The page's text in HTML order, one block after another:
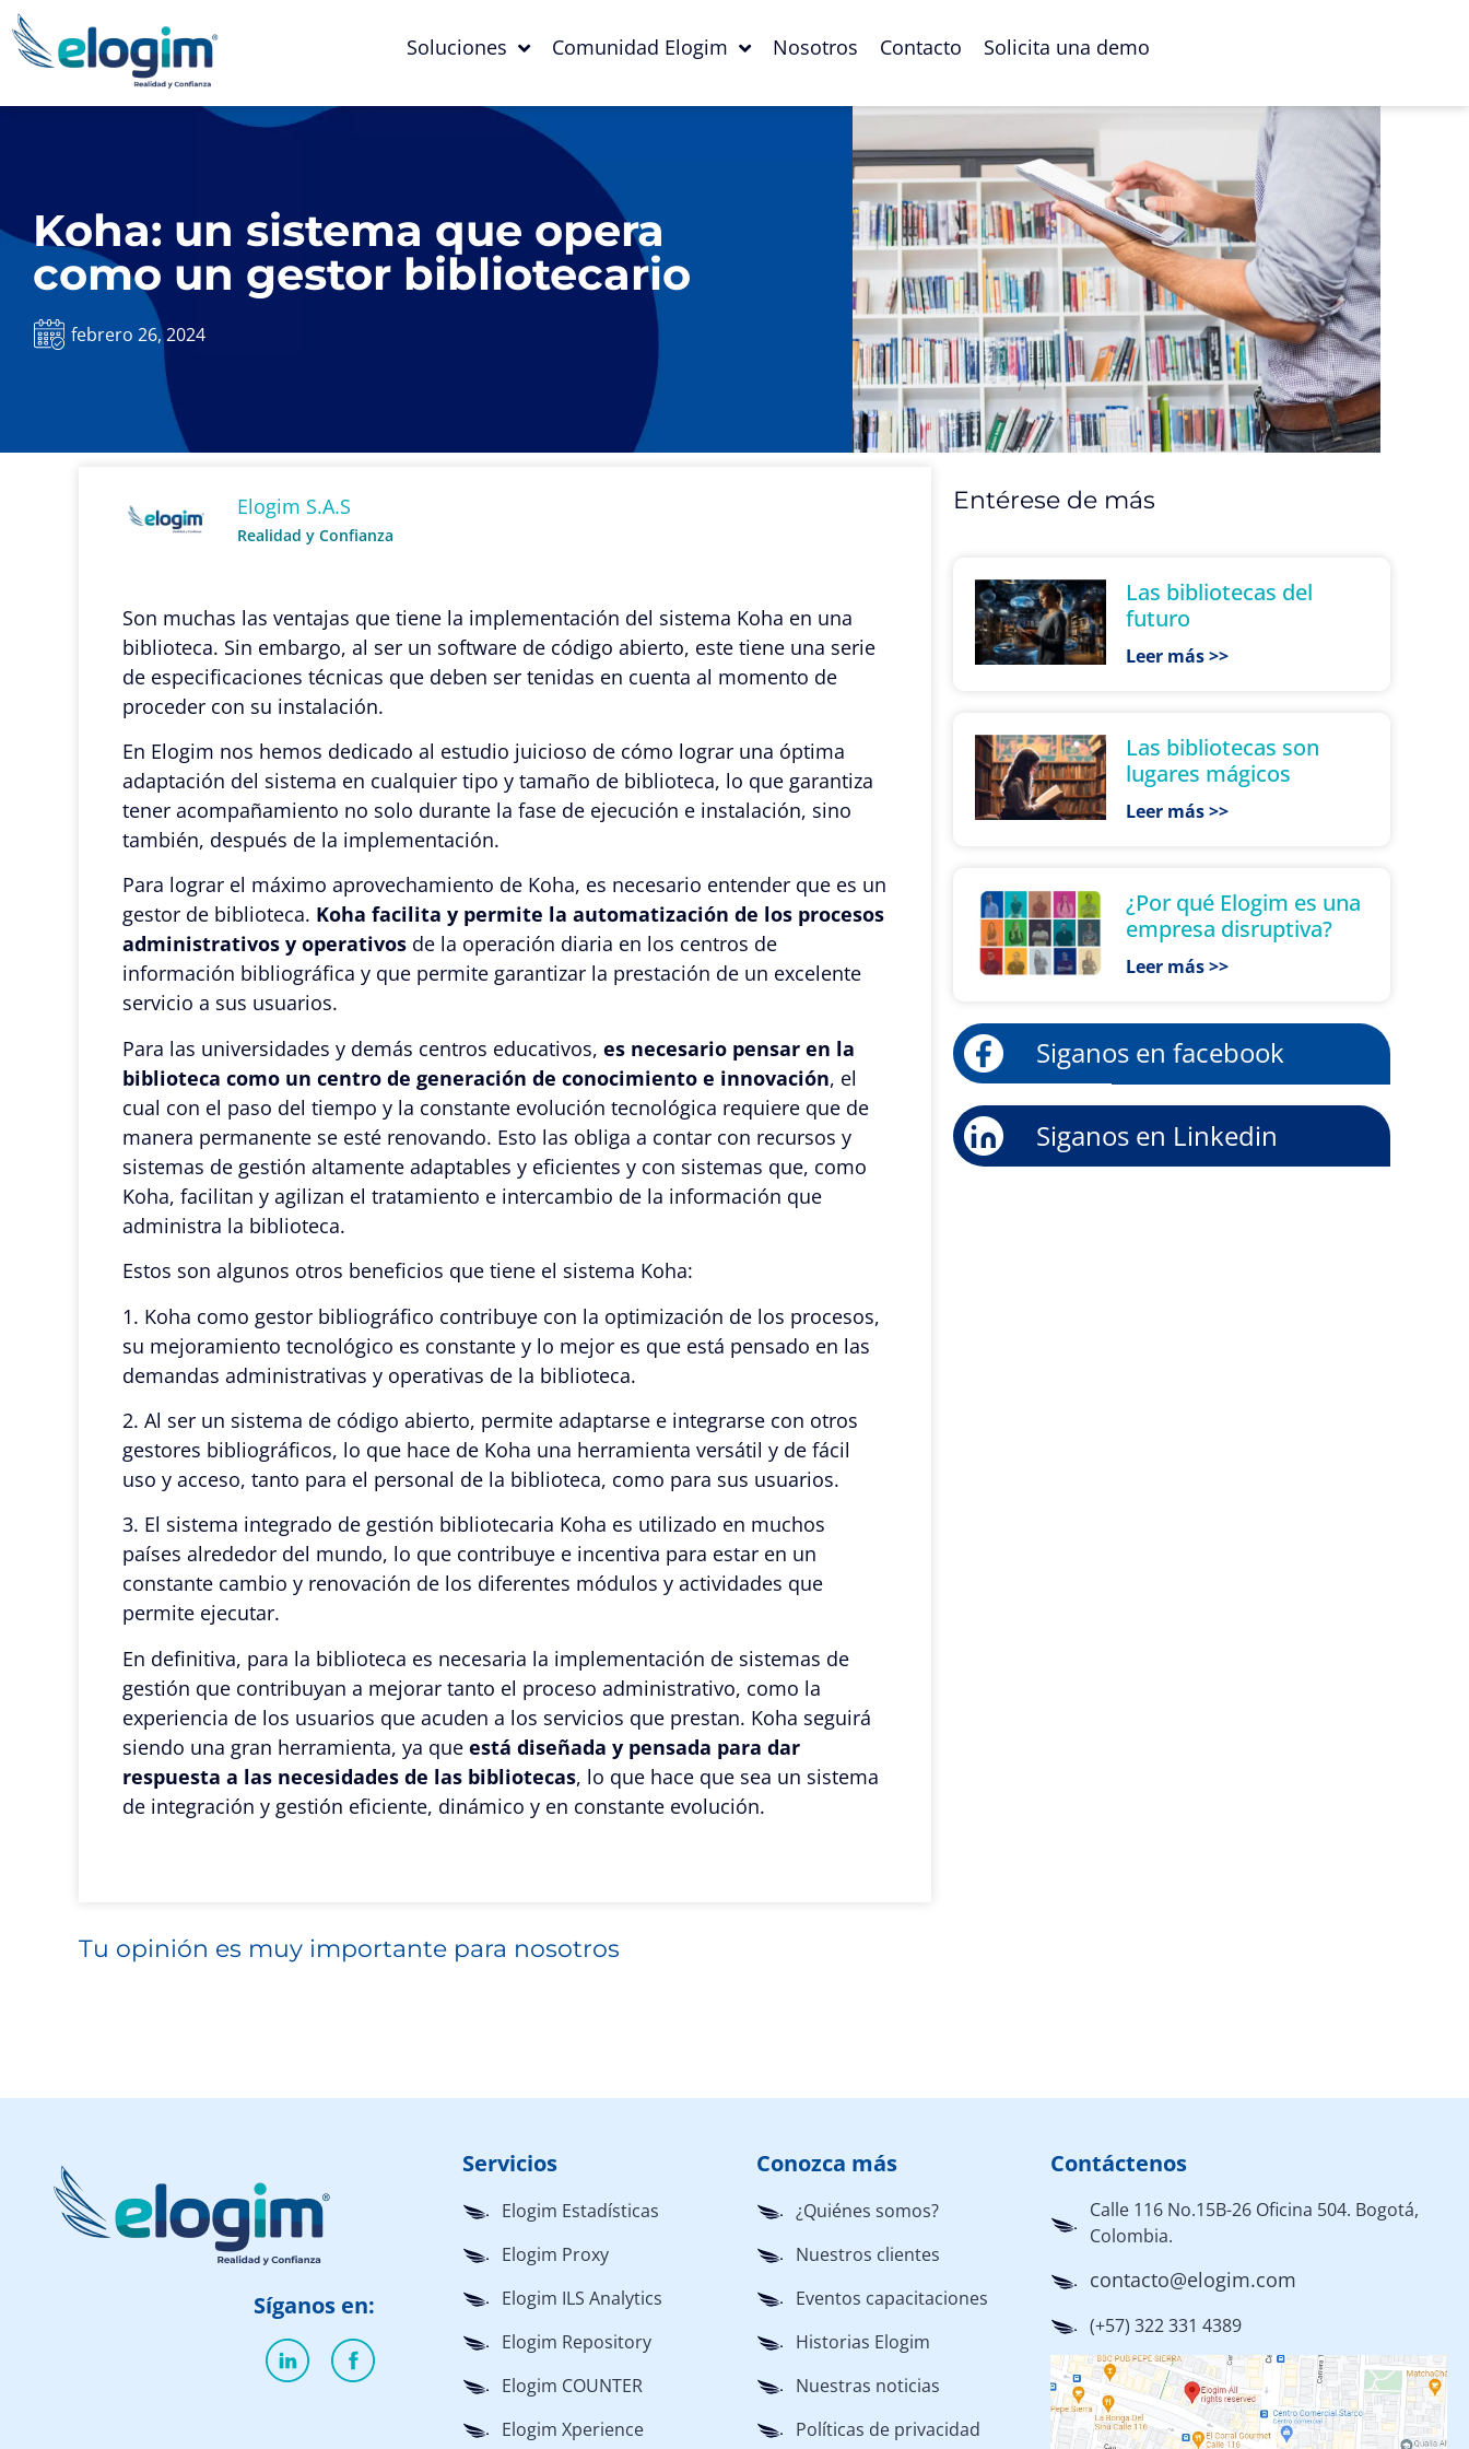
Soluciones Comunidad Elogim Nosotros Contacto Solicita una demo
Koha: un sistema que opera
como un gestor bibliotecario
febrero 26, 2024
Elogim S.A.S
Realidad y Confianza
Son muchas las ventajas que tiene la implementación del sistema Koha en una
biblioteca. Sin embargo, al ser un software de código abierto, este tiene una serie
de especificaciones técnicas que deben ser tenidas en cuenta al momento de
proceder con su instalación.
En Elogim nos hemos dedicado al estudio juicioso de cómo lograr una óptima
adaptación del sistema en cualquier tipo y tamaño de biblioteca, lo que garantiza
tener acompañamiento no solo durante la fase de ejecución e instalación, sino
también, después de la implementación.
Para lograr el máximo aprovechamiento de Koha, es necesario entender que es un
gestor de biblioteca. Koha facilita y permite la automatización de los procesos
administrativos y operativos de la operación diaria en los centros de
información bibliográfica y que permite garantizar la prestación de un excelente
servicio a sus usuarios.
Para las universidades y demás centros educativos, es necesario pensar en la
biblioteca como un centro de generación de conocimiento e innovación, el
cual con el paso del tiempo y la constante evolución tecnológica requiere que de
manera permanente se esté renovando. Esto las obliga a contar con recursos y
sistemas de gestión altamente adaptables y eficientes y con sistemas que, como
Koha, facilitan y agilizan el tratamiento e intercambio de la información que
administra la biblioteca.
Estos son algunos otros beneficios que tiene el sistema Koha:
1. Koha como gestor bibliográfico contribuye con la optimización de los procesos,
su mejoramiento tecnológico es constante y lo mejor es que está pensado en las
demandas administrativas y operativas de la biblioteca.
2. Al ser un sistema de código abierto, permite adaptarse e integrarse con otros
gestores bibliográficos, lo que hace de Koha una herramienta versátil y de fácil
uso y acceso, tanto para el personal de la biblioteca, como para sus usuarios.
3. El sistema integrado de gestión bibliotecaria Koha es utilizado en muchos
países alrededor del mundo, lo que contribuye e incentiva para estar en un
constante cambio y renovación de los diferentes módulos y actividades que
permite ejecutar.
En definitiva, para la biblioteca es necesaria la implementación de sistemas de
gestión que contribuyan a mejorar tanto el proceso administrativo, como la
experiencia de los usuarios que acuden a los servicios que prestan. Koha seguirá
siendo una gran herramienta, ya que está diseñada y pensada para dar
respuesta a las necesidades de las bibliotecas, lo que hace que sea un sistema
de integración y gestión eficiente, dinámico y en constante evolución.
Entérese de más
Las bibliotecas del
futuro
Leer más >>
Las bibliotecas son
lugares mágicos
Leer más >>
¿Por qué Elogim es una
empresa disruptiva?
Leer más >>
Siganos en facebook
Siganos en Linkedin
Tu opinión es muy importante para nosotros
Síganos en:
Servicios
Elogim Estadísticas
Elogim Proxy
Elogim ILS Analytics
Elogim Repository
Elogim COUNTER
Elogim Xperience
Conozca más
¿Quiénes somos?
Nuestros clientes
Eventos capacitaciones
Historias Elogim
Nuestras noticias
Políticas de privacidad
Contáctenos
Calle 116 No.15B-26 Oficina 504. Bogotá,
Colombia.
contacto@elogim.com
(+57) 322 331 4389